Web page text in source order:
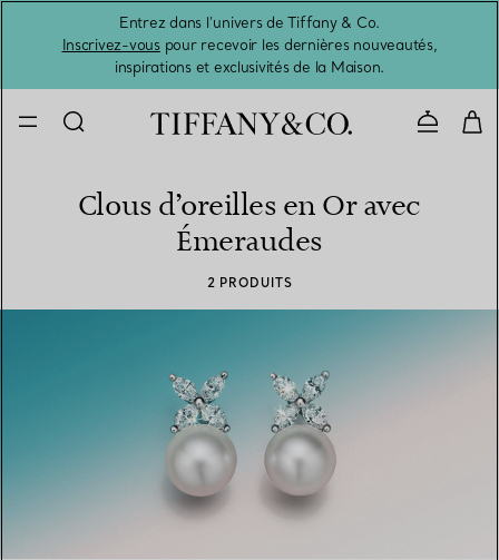
Entrez dans l’univers de Tiffany & Co.
Inscrivez-vouspour recevoir les dernières nouveautés,
inspirations et exclusivités de la Maison.
Clous d’oreilles en Or avec
Émeraudes
2 PRODUITS